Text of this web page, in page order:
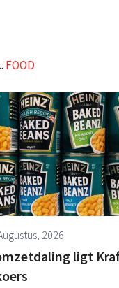
FOOD
2026
ligt